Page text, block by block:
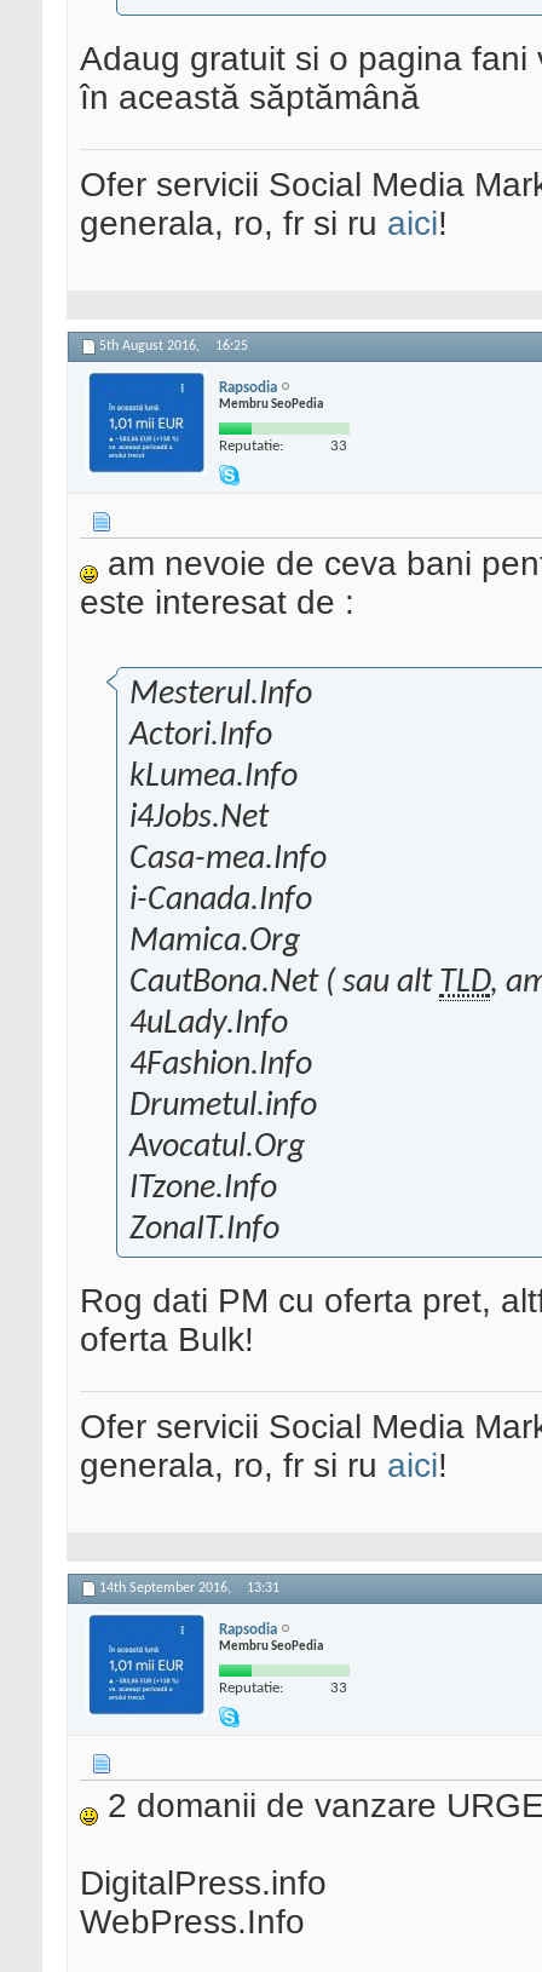
Adaug gratuit si o pagina
în această săptămână
Ofer servicii Social Media
generala, ro, fr si ru aici!
5th August 2016, 16:25
Rapsodia
Membru SeoPedia
Reputatie: 33
am nevoie de ceva bani
este interesat de :
Mesterul.Info
Actori.Info
kLumea.Info
i4Jobs.Net
Casa-mea.Info
i-Canada.Info
Mamica.Org
CautBona.Net ( sau alt TLD,
4uLady.Info
4Fashion.Info
Drumetul.info
Avocatul.Org
ITzone.Info
ZonaIT.Info
Rog dati PM cu oferta pret,
oferta Bulk!
Ofer servicii Social Media
generala, ro, fr si ru aici!
14th September 2016, 13:31
Rapsodia
Membru SeoPedia
Reputatie: 33
2 domanii de vanzare
DigitalPress.info
WebPress.Info